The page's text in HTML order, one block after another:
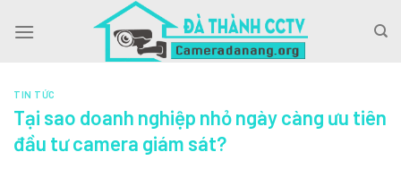
TIN TỨC
Tại sao doanh nghiệp nhỏ ngày càng ưu tiên
đầu tư camera giám sát?